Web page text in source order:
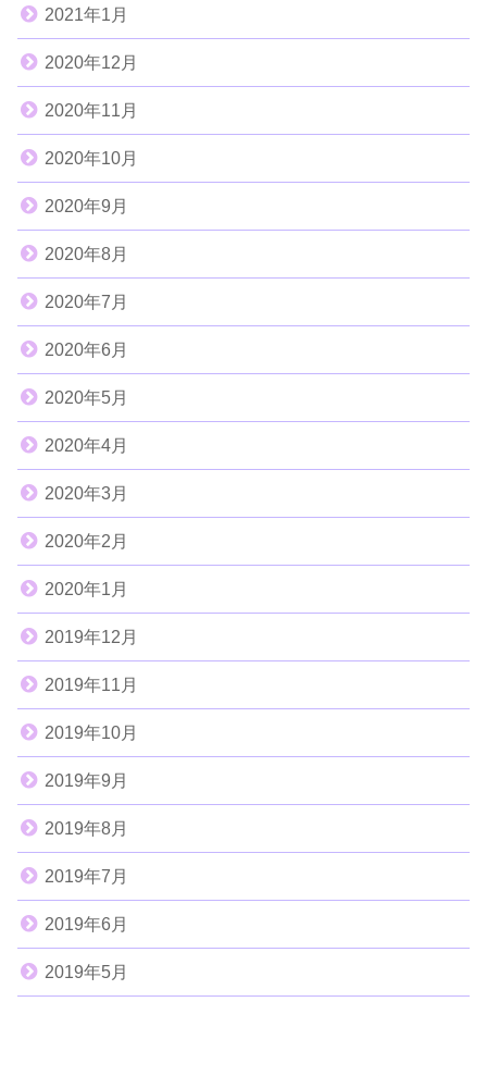
2021年1月
2020年12月
2020年11月
2020年10月
2020年9月
2020年8月
2020年7月
2020年6月
2020年5月
2020年4月
2020年3月
2020年2月
2020年1月
2019年12月
2019年11月
2019年10月
2019年9月
2019年8月
2019年7月
2019年6月
2019年5月